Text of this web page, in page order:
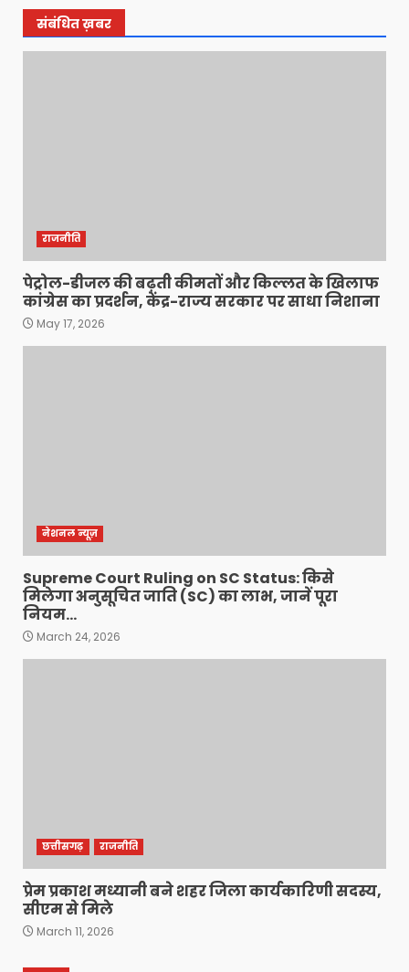
संबंधित ख़बर
राजनीति
पेट्रोल-डीजल की बढ़ती कीमतों और किल्लत के खिलाफ
कांग्रेस का प्रदर्शन, केंद्र-राज्य सरकार पर साधा निशाना
May 17, 2026
नेशनल न्यूज़
Supreme Court Ruling on SC Status: किसे
मिलेगा अनुसूचित जाति (SC) का लाभ, जानें पूरा
नियम…
March 24, 2026
छत्तीसगढ़ राजनीति
प्रेम प्रकाश मध्यानी बने शहर जिला कार्यकारिणी सदस्य,
सीएम से मिले
March 11, 2026